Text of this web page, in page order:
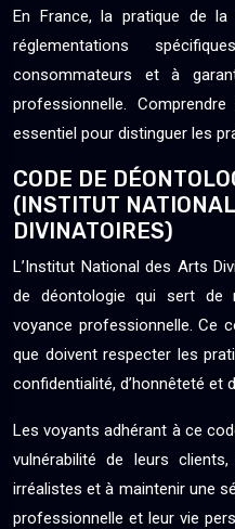
En France, la pratique de
réglementations
consommateurs et à
professionnelle.
essentiel pour distinguer les
CODE DE
(INSTITUT
DIVINATOIRES)
L’Institut National des Arts
de déontologie qui sert de
voyance professionnelle. Ce
que doivent respecter les
confidentialité, d’honnêteté et
Les voyants adhérant à ce
vulnérabilité de leurs
irréalistes et à maintenir une
professionnelle et leur vie